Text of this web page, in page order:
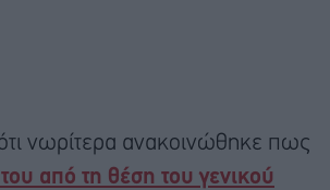
ότι νωρίτερα ανακοινώθηκε πως
από τη θέση του γενικού